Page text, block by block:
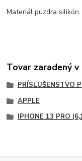
Materiál puzdra silikón.
Tovar zaradený
PRÍSLUŠENSTVO
APPLE
IPHONE 13 PRO